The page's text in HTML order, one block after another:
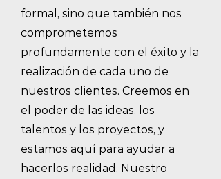
formal, sino que también nos
comprometemos
profundamente con el éxito y la
realización de cada uno de
nuestros clientes. Creemos en
el poder de las ideas, los
talentos y los proyectos, y
estamos aquí para ayudar a
hacerlos realidad. Nuestro